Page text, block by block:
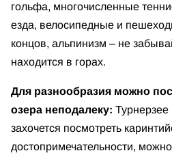
гольфа, многочисленные
езда, велосипедные и
концов, альпинизм – не
находится в горах.
Для разнообразия можно
озера неподалеку: Турнерзее
захочется посмотреть
достопримечательности,